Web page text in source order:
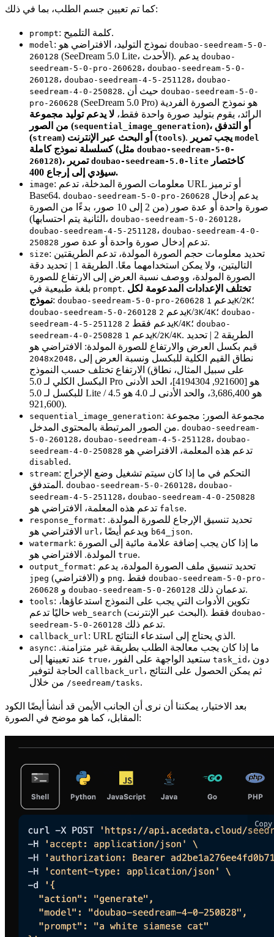
كما تم تعيين جسم الطلب، بما في ذلك:
prompt : كلمة التلميح.
model
doubao-seedream-5-0-
260128
doubao-
seedream-5-0-pro-260628، doubao-seedream-5-0-
260128، doubao-seedream-4-5-251128، doubao-
seedream-4-0-250828
doubao-seedream-5-0-
pro-260628 (SeeDream 5.0 Pro) هو نموذج الصورة الفردية
الرائد، يقوم بتوليد صورة واحدة فقط، لا يدعم توليد مجموعة
من الصور (sequential_image_generation)، أو التدفق
(stream ) أو البحث عبر الإنترنت (tools). model
doubao-seedream-5-0-
260128
)، تمرير doubao-seedream-5.0-lite
سيؤدي إلى إرجاع 400.
image: معلومات الصورة المدخلة، تدعم URL أو ترميز
Base64. doubao-seedream-5-0-pro-260628
صورة واحدة أو عدة صور (من 2 إلى 10 صور، بدءًا من الصورة
الثانية يتم احتسابها)، doubao-seedream-5-0-260128،
doubao-seedream-4-5-251128، doubao-seedream-4-0-
250828
تدعم إدخال صورة واحدة أو عدة صور.
size: تحديد معلومات حجم الصورة المولدة، تدعم الطريقتين
التاليتين، ولا يمكن استخدامهما معًا. الطريقة 1 | تحديد دقة
الصورة المولدة، ووصف نسبة العرض إلى الارتفاع للصورة
prompt. تختلف الإعدادات المدعومة لكل
نموذج: doubao-seedream-5-0-pro-260628 يدعم1K/2K؛
doubao-seedream-5-0-260128 يدعم2K/3K/4K doubao-
seedream-4-5-251128
يدعم فقط2K/4K doubao-
seedream-4-0-250828
يدعم1K/2K/4K. الطريقة 2 | تحديد
قيم بكسل العرض والارتفاع للصورة المولدة: الافتراضي هو
2048x2048، نطاق القيم الكلية للبكسل ونسبة العرض إلى
الارتفاع تختلف حسب النموذج (على سبيل المثال، نطاق
البكسل الكلي لـ 5.0 Pro هو [921600, 4194304]، الحد الأدنى
للبكسل لـ 5.0 Lite / 4.5 هو 3,686,400، والحد الأدنى لـ 4.0 هو
921,600).
sequential_image_generation: مجموعة الصور: مجموعة
من الصور المرتبطة بالمحتوى المدخل. doubao-seedream-
5-0-260128، doubao-seedream-4-5-251128، doubao-
seedream-4-0-250828 تدعم هذه المعلمة، الافتراضي هو
disabled .
stream: التحكم في ما إذا كان سيتم تشغيل وضع الإخراج
المتدفق. doubao-seedream-5-0-260128، doubao-
seedream-4-5-251128، doubao-seedream-4-0-250828
false.
response_format: تحديد تنسيق الإرجاع للصورة المولدة.
url b64_json.
watermark: ما إذا كان يجب إضافة علامة مائية إلى الصورة
true.
output_format : تحديد تنسيق ملف الصورة المولدة، يدعم
jpeg png
doubao-seedream-5-0-pro-
260628
doubao-seedream-5-0-260128 تدعمان ذلك.
tools: تكوين الأدوات التي يجب على النموذج استدعاؤها،
web_search
doubao-
seedream-5-0-260128
تدعم ذلك.
callback_url : URL الذي يحتاج إلى استدعاء النتائج.
async: ما إذا كان يجب معالجة الطلب بطريقة غير متزامنة.
true task_id ، دون
callback_url، ثم يمكن الحصول على النتائج
/seedream/tasks.
بعد الاختيار، يمكننا أن نرى أن الجانب الأيمن قد أنشأ أيضًا الكود
المقابل، كما هو موضح في الصورة: